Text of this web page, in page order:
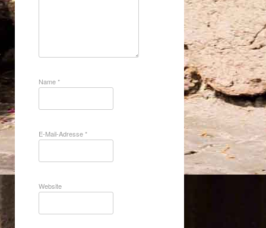
Name*
E-Mail-Adresse*
Website